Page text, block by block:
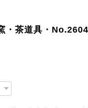
・茶道具・